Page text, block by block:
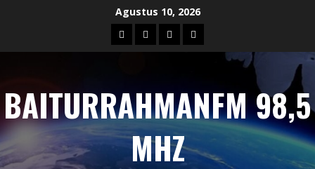
Agustus 10, 2026
Blog Contact
Us
Dengarkan
Siaran
Iklan
BAITURRAHMANFM 98,5
MHZ